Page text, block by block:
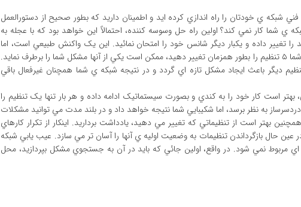
شبکه ي خودتان را راه اندازي کرده ايد و اطمينان داريد که بطور صحيح از دستورالعمل
ي شما کار نمي کند؟ اولين راه حل وسوسه کننده، احتمالاً اين خواهد بود که با عجله به
تغيير داده و يکبار ديگر شانس خود را امتحان نمائيد. اين يک واکنش طبيعي است، اما
ايده ي بدي به حساب مي آيد. براي مثال اگر شما ۵ تنظيم را بطور همزمان تغيير دهيد، ممکن است يکي از آنها مشکل شما را برطرف نمايد.
ديگر باعث ايجاد مشکل تازه اي گردد و در نتيجه شبکه ي شما همچنان غيرفعال باقي
است کار خود را به کندي و بصورت سيستماتيک ادامه داده و هر بار تنها يک تنظيم را
به نظر برسد، اما شکيبايي شما نتيجه خواهد داد و در بلند مدت مي توانيد مشکلات
بهتر است از تنظيماتي که تغيير مي دهيد، يادداشت برداريد. اينکار از تکرار کارهاي
حال بازگرداندن تنظيمات به وضعيت اوليه ي آنها را آسان تر مي سازد. عيب يابي شبکه
اي مربوط نمي شود. در واقع، اولين جائي که بايد در آن به جستجوي مشکل بپردازيد، محل